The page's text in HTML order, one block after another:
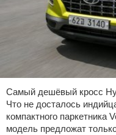
Самый дешёвый кросс
Что не досталось
компактного паркетника
модель предложат